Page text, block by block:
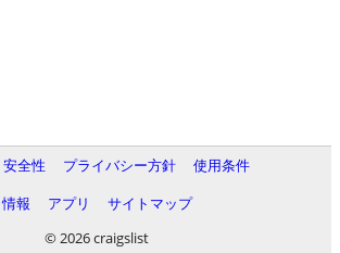
安全性 プライバシー方針
使用条件
情報
アプリ
サイトマップ
© 2026 craigslist